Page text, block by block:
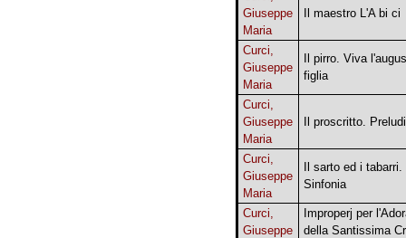
Giuseppe
Maria
Il maestro L'A bi ci
Curci,
Giuseppe
Maria
Il pirro. Viva
figlia
Curci,
Giuseppe
Maria
Il proscritto.
Curci,
Giuseppe
Maria
Il sarto ed i tabarri.
Sinfonia
Curci,
Giuseppe
Improperj per
della Santissima